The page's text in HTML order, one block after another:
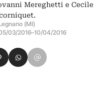
Mereghetti e Cecile
(MI)
03/2016–10/04/2016
su LinkedIn
su Pinterest
Condividi su WhatsApp
Condividi su Email